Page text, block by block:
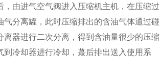
由进气空气阀进入压缩机主机，在压缩过
分离罐，此时压缩排出的含油气体通过碰
器进行二次分离，得到含油量很少的压缩
冷却器进行冷却，蕞后排出送入使用系